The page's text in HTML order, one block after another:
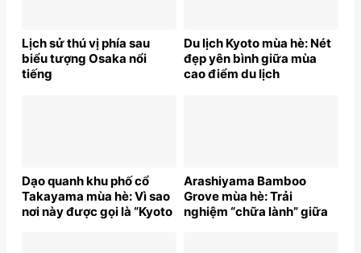
Lịch sử thú vị phía sau
biểu tượng Osaka nổi
tiếng
Du lịch Kyoto mùa hè: Nét
đẹp yên bình giữa mùa
cao điểm du lịch
Dạo quanh khu phố cổ
Takayama mùa hè: Vì sao
nơi này được gọi là “Kyoto
Arashiyama Bamboo
Grove mùa hè: Trải
nghiệm “chữa lành” giữa